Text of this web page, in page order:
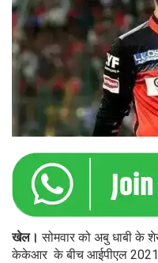
खेल।सोमवार को अबु धाबी के
केकेआर के बीच आईपीएल 2021